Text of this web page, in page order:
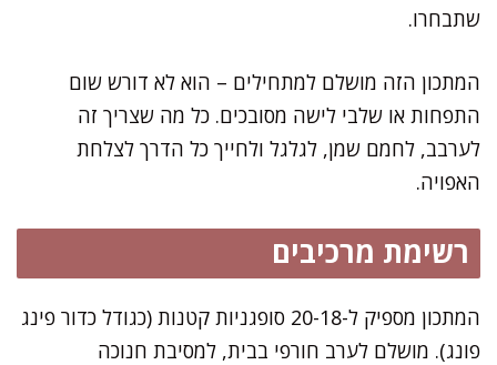
שתבחרו.
המתכון הזה מושלם למתחילים – הוא לא דורש שום
התפחות או שלבי לישה מסובכים. כל מה שצריך זה
לערבב, לחמם שמן, לגלגל ולחייך כל הדרך לצלחת
האפויה.
רשימת מרכיבים
המתכון מספיק ל-20-18 סופגניות קטנות (כגודל כדור פינג
פונג). מושלם לערב חורפי בבית, למסיבת חנוכה